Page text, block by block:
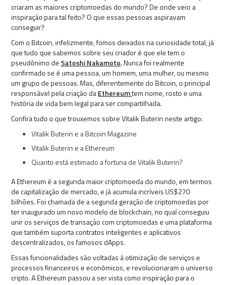
criaram as maiores criptomoedas do mundo? De onde veio a
inspiração para tal feito? O que essas pessoas aspiravam
conseguir?
Com o Bitcoin, infelizmente, fomos deixados na curiosidade total, já
que tudo que sabemos sobre seu criador é que ele tem o
pseudônimo de Satoshi Nakamoto. Nunca foi realmente
confirmado se é uma pessoa, um homem, uma mulher, ou mesmo
um grupo de pessoas. Mas, diferentemente do Bitcoin, o principal
responsável pela criação daEthereumtem nome, rosto e uma
história de vida bem legal para ser compartilhada.
Confira tudo o que trouxemos sobre Vitalik Buterin neste artigo:
Vitalik Buterin e a Bitcoin Magazine
Vitalik Buterin e a Ethereum
Quanto está estimado a fortuna de Vitalik Buterin?
A Ethereum é a segunda maior criptomoeda do mundo, em termos
de capitalização de mercado, e já acumula incríveis US$270
bilhões. Foi chamada de a segunda geração de criptomoedas por
ter inaugurado um novo modelo de blockchain, no qual conseguiu
unir os serviços de transação com criptomoedas e uma plataforma
que também suporta contratos inteligentes e aplicativos
descentralizados, os famosos dApps.
Essas funcionalidades são voltadas à otimização de serviços e
processos financeiros e econômicos, e revolucionaram o universo
cripto. A Ethereum passou a ser vista como inspiração para o